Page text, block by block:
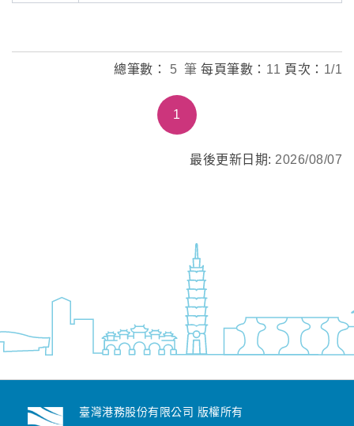
總筆數： 5 筆 每頁筆數： 11 頁次： 1/1
1
最後更新日期: 2026/08/07
臺灣港務股份有限公司 版權所有